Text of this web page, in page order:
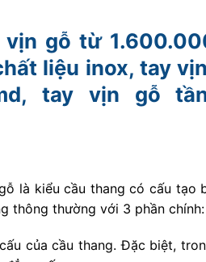
vịn gỗ từ
liệu inox, tay
md, tay vịn gỗ
là kiểu cầu thang có cấu
thông thường với 3 phần
của cầu thang. Đặc biệt,